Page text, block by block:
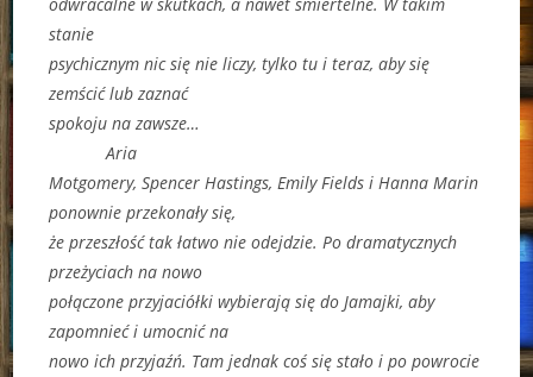
stanie
psychicznym nic się nie liczy, tylko tu i teraz, aby się
zemścić lub zaznać
spokoju na zawsze…
Aria
Motgomery, Spencer Hastings, Emily Fields i Hanna Marin
ponownie przekonały się,
że przeszłość tak łatwo nie odejdzie. Po dramatycznych
przeżyciach na nowo
połączone przyjaciółki wybierają się do Jamajki, aby
zapomnieć i umocnić na
nowo ich przyjaźń. Tam jednak coś się stało i po powrocie